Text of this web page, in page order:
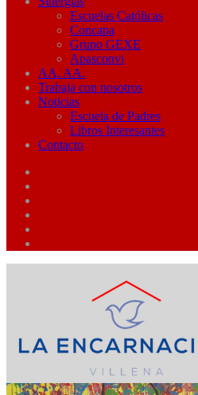
Escuelas Católicas
Concapa
Grupo GEXE
Apasconvi
AA. AA.
Trabaja con nosotros
Noticias
Escuela de Padres
Libros Interesantes
Contacto